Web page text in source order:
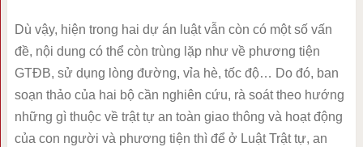
Dù vậy, hiện trong hai dự án luật vẫn còn có một số vấn
đề, nội dung có thể còn trùng lặp như về phương tiện
GTĐB, sử dụng lòng đường, vỉa hè, tốc độ… Do đó, ban
soạn thảo của hai bộ cần nghiên cứu, rà soát theo hướng
những gì thuộc về trật tự an toàn giao thông và hoạt động
của con người và phương tiện thì để ở Luật Trật tự, an